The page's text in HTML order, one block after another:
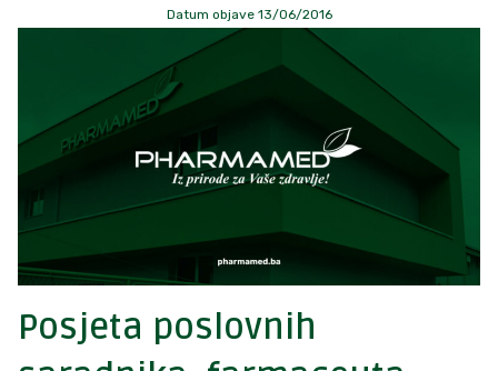
Datum objave 13/06/2016
Posjeta poslovnih